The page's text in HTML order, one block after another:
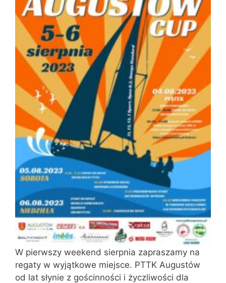
W pierwszy weekend sierpnia zapraszamy na
regaty w wyjątkowe miejsce. PTTK Augustów
od lat słynie z gościnności i życzliwości dla